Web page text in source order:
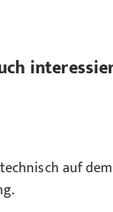
auf